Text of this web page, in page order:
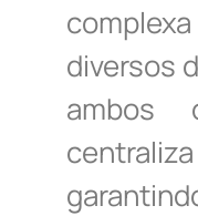
diversos
ambos